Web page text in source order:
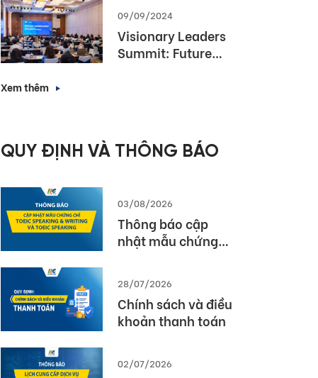
“TOEIC- Chuẩn đầu
ra tiếng Anh- Bí
Quyết chinh phục
09/09/2024
Visionary Leaders
Summit: Future
TOEIC hiệu quả
trong nhà trường
Xem thêm
QUY ĐỊNH VÀ THÔNG BÁO
03/08/2026
Thông báo cập
nhật mẫu chứng
Speaking
28/07/2026
Chính sách và điều
khoản thanh toán
02/07/2026